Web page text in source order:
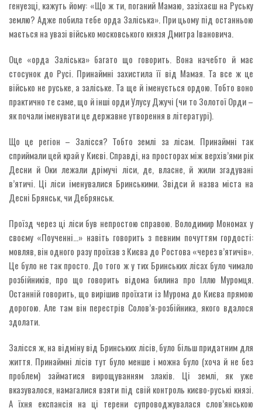
генуезці, кажуть йому: «Що ж ти, поганий Мамаю, зазіхаєш на Руську
землю? Адже побила тебе орда Заліська». При цьому під останньою
мається на увазі військо московського князя Дмитра Івановича.
Оце «орда Заліська» багато що говорить. Вона начебто й має
стосунок до Русі. Принаймні захистила її від Мамая. Та все ж це
військо не руське, а заліське. Та ще й іменується ордою. Тобто воно
практично те саме, що й інші орди Улусу Джучі (чи то Золотої Орди –
як почали іменувати це державне утворення в літературі).
Що це регіон – Залісся? Тобто землі за лісам. Принаймні так
сприймали цей край у Києві. Справді, на просторах між верхів’ями рік
Десни й Оки лежали дрімучі ліси, де, власне, й жили згадувані
в’ятичі. Ці ліси іменувалися Бринськими. Звідси й назва міста на
Десні Брянськ, чи Дебрянськ.
Проїзд через ці ліси був непростою справою. Володимир Мономах у
своєму «Поученні…» навіть говорить з певним почуттям гордості:
мовляв, він одного разу проїхав з Києва до Ростова «через в’ятичів».
Це було не так просто. До того ж у тих Бринських лісах було чимало
розбійників, про що говорить відома билина про Іллю Муромця.
Останній говорить, що вирішив проїхати із Мурома до Києва прямою
дорогою. Але там він перестрів Солов’я-розбійника, якого вдалося
здолати.
Залісся ж, на відміну від Бринських лісів, було більш придатним для
життя. Принаймні лісів тут було менше і можна було (хоча й не без
проблем) займатися вирощуванням злаків. Ці землі, як уже
вказувалося, намагалися взяти під свій контроль києво-руські князі.
А їхня експансія на ці терени супроводжувалася слов’янською